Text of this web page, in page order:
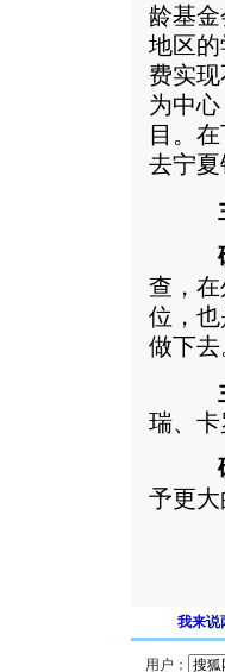
龄基
地区
费实
为中
目。
去宁夏
查，
位，
做下去
瑞、
予更大
我来说
用户：